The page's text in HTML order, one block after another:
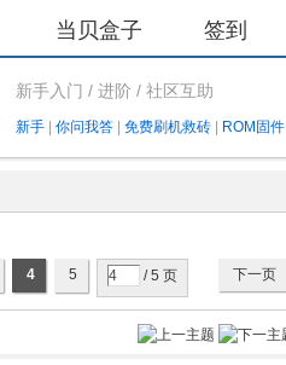
当贝盒子 签到
新手入门 / 进阶 / 社区互助
新手 你问我答 免费刷机救砖 ROM固件
4 5 / 5 页 下一页